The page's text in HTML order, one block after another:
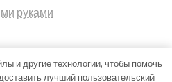
руками
и другие технологии, чтобы помочь
лучший пользовательский